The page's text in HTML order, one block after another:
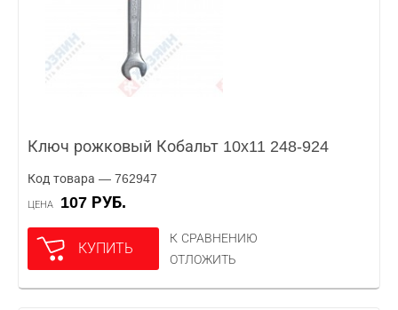
Ключ рожковый Кобальт 10x11 248-924
Код товара — 762947
ЦЕНА 107 РУБ.
КУПИТЬ
К СРАВНЕНИЮ
ОТЛОЖИТЬ